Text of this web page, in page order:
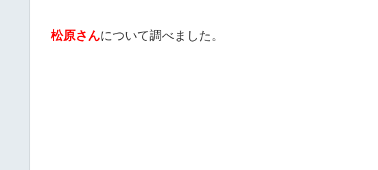
松原さんについて調べました。